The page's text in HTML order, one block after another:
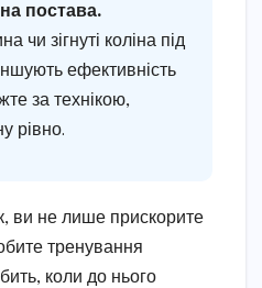
постава.
чи зігнуті коліна під
ефективність
за технікою,
рівно.
ви не лише прискорите
тренування
коли до нього